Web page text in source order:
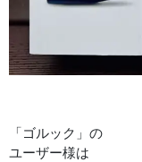
「ゴルック」の
ユーザー様は